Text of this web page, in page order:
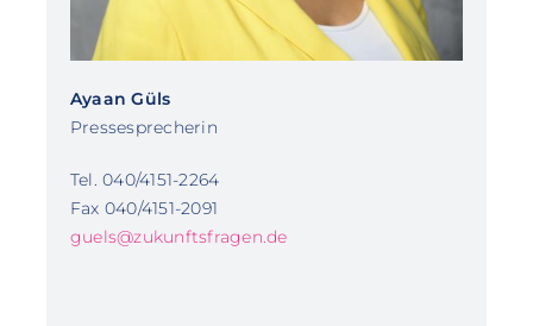
Ayaan Güls
Pressesprecherin
Tel. 040/4151-2264
Fax 040/4151-2091
guels@zukunftsfragen.de